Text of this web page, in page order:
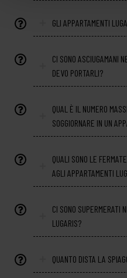
GLI APPARTAMENTI
CI SONO ASCIUGAMANI
DEVO PORTARLI?
QUAL È IL NUMERO
SOGGIORNARE IN UN
QUALI SONO LE
AGLI APPARTAMENTI
CI SONO SUPERMERATI
LUGARIS?
QUANTO DISTA LA